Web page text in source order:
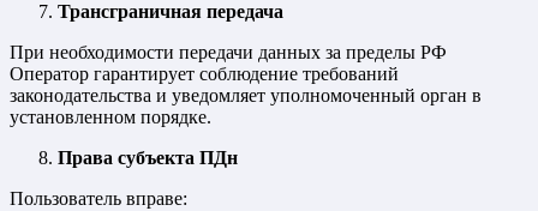
Трансграничная передача
При необходимости передачи данных за пределы РФ
Оператор гарантирует соблюдение требований
законодательства и уведомляет уполномоченный орган в
установленном порядке.
Права субъекта ПДн
Пользователь вправе: